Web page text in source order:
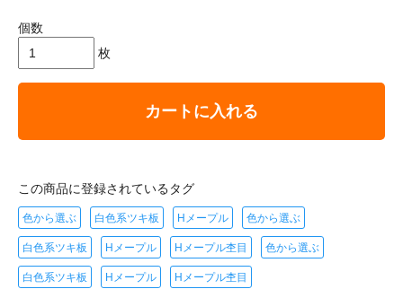
個数
枚
カートに入れる
この商品に登録されているタグ
色から選ぶ 白色系ツキ板 Hメープル 色から選ぶ
白色系ツキ板 Hメープル Hメープル杢目 色から選ぶ
白色系ツキ板 Hメープル Hメープル杢目